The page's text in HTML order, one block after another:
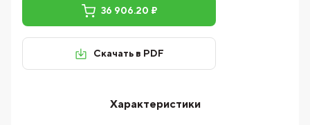
36 906.20 ₽
Скачать в PDF
Характеристики